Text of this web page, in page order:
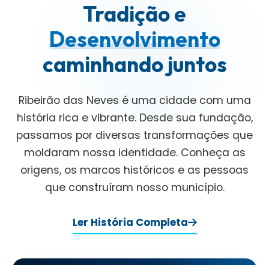
Tradição e
Desenvolvimento
caminhando juntos
Ribeirão das Neves é uma cidade com uma
história rica e vibrante. Desde sua fundação,
passamos por diversas transformações que
moldaram nossa identidade. Conheça as
origens, os marcos históricos e as pessoas
que construíram nosso município.
Ler História Completa